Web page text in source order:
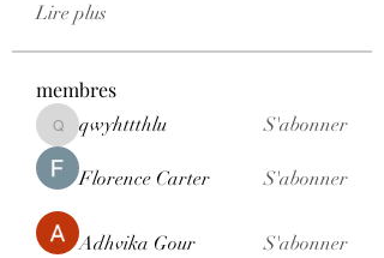
Lire plus
membres
qwyhttthlu
qwyhttthlu S'abonner
Florence Carter S'abonner
Adhvika Gour S'abonner